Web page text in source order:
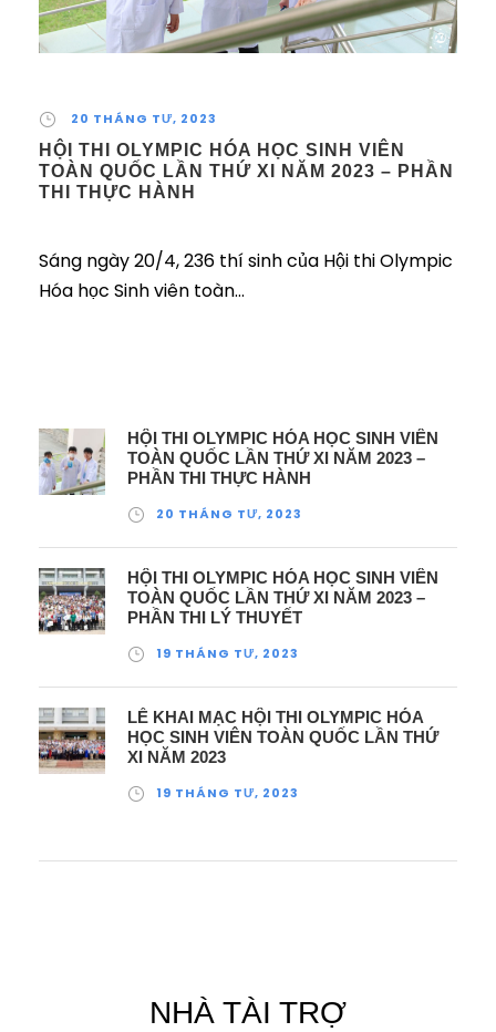
20 THÁNG TƯ, 2023
HỘI THI OLYMPIC HÓA HỌC SINH VIÊN
TOÀN QUỐC LẦN THỨ XI NĂM 2023 – PHẦN
THI THỰC HÀNH
Sáng ngày 20/4, 236 thí sinh của Hội thi Olympic
Hóa học Sinh viên toàn...
HỘI THI OLYMPIC HÓA HỌC SINH VIÊN
TOÀN QUỐC LẦN THỨ XI NĂM 2023 –
PHẦN THI THỰC HÀNH
20 THÁNG TƯ, 2023
HỘI THI OLYMPIC HÓA HỌC SINH VIÊN
TOÀN QUỐC LẦN THỨ XI NĂM 2023 –
PHẦN THI LÝ THUYẾT
19 THÁNG TƯ, 2023
LỄ KHAI MẠC HỘI THI OLYMPIC HÓA
HỌC SINH VIÊN TOÀN QUỐC LẦN THỨ
XI NĂM 2023
19 THÁNG TƯ, 2023
NHÀ TÀI TRỢ